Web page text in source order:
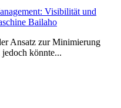
Visibilität und
Bailaho
Ansatz zur Minimierung
könnte...